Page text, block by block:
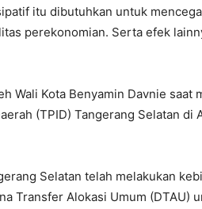
itu dibutuhkan untuk
perekonomian. Serta efek
Wali Kota Benyamin Davnie saat
(TPID) Tangerang Selatan di
Selatan telah melakukan
Transfer Alokasi Umum (DTAU)